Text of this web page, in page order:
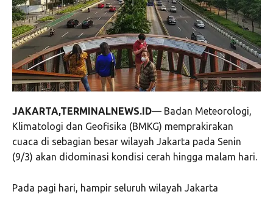
JAKARTA,TERMINALNEWS.ID— Badan Meteorologi,
Klimatologi dan Geofisika (BMKG) memprakirakan
cuaca di sebagian besar wilayah Jakarta pada Senin
(9/3) akan didominasi kondisi cerah hingga malam hari.
Pada pagi hari, hampir seluruh wilayah Jakarta